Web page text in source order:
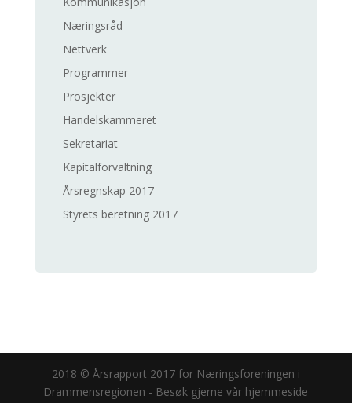
Næringsråd
Nettverk
Programmer
Prosjekter
Handelskammeret
Sekretariat
Kapitalforvaltning
Årsregnskap 2017
Styrets beretning 2017
2018 © Årsrapport 2017 for Næringsforeningen i
Drammensregionen - Besøk gjerne vår hjemmeside